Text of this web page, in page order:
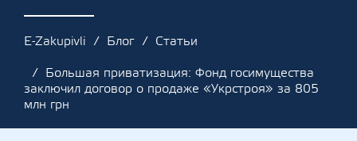
E-Zakupivli Блог
Статьи
Большая приватизация: Фонд госимущества
заключил договор о продаже «Укрстроя» за 805
млн грн